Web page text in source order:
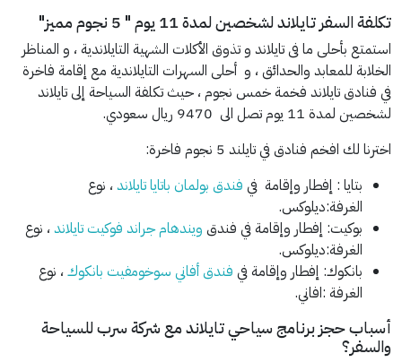
تكلفة السفر تايلاند لشخصين لمدة 11 يوم " 5 نجوم مميز"
استمتع بأحلى ما فى تايلاند و تذوق الأكلات الشهية التايلاندية ، و المناظر
الخلابة للمعابد والحدائق ، و أحلى السهرات التايلاندية مع إقامة فاخرة
في فنادق تايلاند فخمة خمس نجوم ، حيث تكلفة السياحة إلى تايلاند
لشخصين لمدة 11 يوم تصل الى 9470 ريال سعودي.
اخترنا لك افخم فنادق في تايلند 5 نجوم فاخرة:
بتايا : إفطار وإقامة في فندق بولمان باتايا تايلاند، نوع
الغرفة:ديلوكس.
بوكيت: إفطار وإقامة في فندق ويندهام جراند فوكيت تايلاند، نوع
الغرفة:ديلوكس.
بانكوك: إفطار وإقامة في فندق أفاني سوخومفيت بانكوك، نوع
الغرفة :افاني.
أسباب حجز برنامج سياحي تايلاند مع شركة سرب للسياحة
والسفر؟